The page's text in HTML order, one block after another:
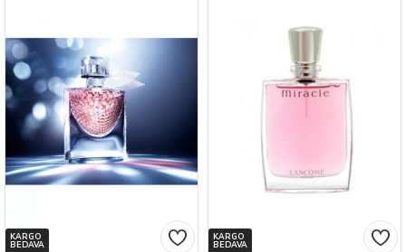
KARGO
BEDAVA
KARGO
BEDAVA